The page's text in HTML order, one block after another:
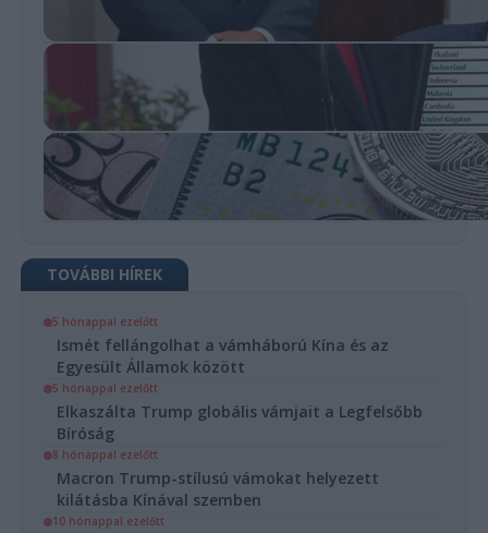
TOVÁBBI HÍREK
5 hónappal ezelőtt
Ismét fellángolhat a vámháború Kína és az
Egyesült Államok között
5 hónappal ezelőtt
Elkaszálta Trump globális vámjait a Legfelsőbb
Bíróság
8 hónappal ezelőtt
Macron Trump-stílusú vámokat helyezett
kilátásba Kínával szemben
10 hónappal ezelőtt